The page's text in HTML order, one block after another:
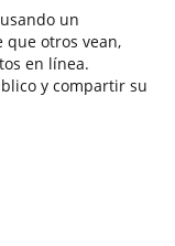
un
que otros vean,
en línea.
y compartir su